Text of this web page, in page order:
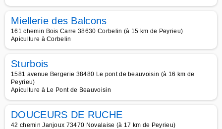
Miellerie des Balcons
161 chemin Bois Carre 38630 Corbelin (à 15 km de Peyrieu)
Apiculture à Corbelin
Sturbois
1581 avenue Bergerie 38480 Le pont de beauvoisin (à 16 km de
Peyrieu)
Apiculture à Le Pont de Beauvoisin
DOUCEURS DE RUCHE
42 chemin Janjoux 73470 Novalaise (à 17 km de Peyrieu)